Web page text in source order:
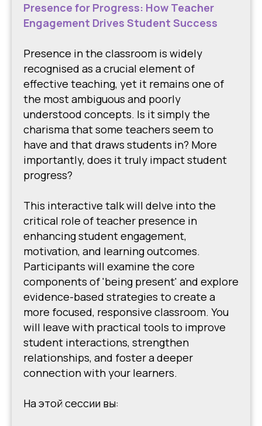
Presence for Progress: How Teacher
Engagement Drives Student Success
Presence in the classroom is widely
recognised as a crucial element of
effective teaching, yet it remains one of
the most ambiguous and poorly
understood concepts. Is it simply the
charisma that some teachers seem to
have and that draws students in? More
importantly, does it truly impact student
progress?
This interactive talk will delve into the
critical role of teacher presence in
enhancing student engagement,
motivation, and learning outcomes.
Participants will examine the core
components of 'being present' and explore
evidence-based strategies to create a
more focused, responsive classroom. You
will leave with practical tools to improve
student interactions, strengthen
relationships, and foster a deeper
connection with your learners.
На этой сессии вы: